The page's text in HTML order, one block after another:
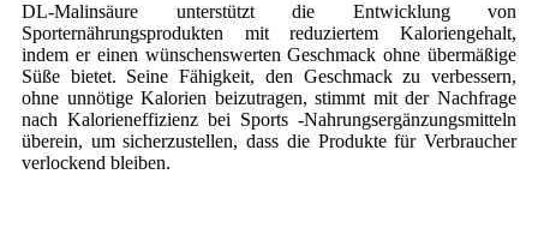
DL-Malinsäure unterstützt die Entwicklung von
Sporternährungsprodukten mit reduziertem Kaloriengehalt,
indem er einen wünschenswerten Geschmack ohne übermäßige
Süße bietet. Seine Fähigkeit, den Geschmack zu verbessern,
ohne unnötige Kalorien beizutragen, stimmt mit der Nachfrage
nach Kalorieneffizienz bei Sports -Nahrungsergänzungsmitteln
überein, um sicherzustellen, dass die Produkte für Verbraucher
verlockend bleiben.